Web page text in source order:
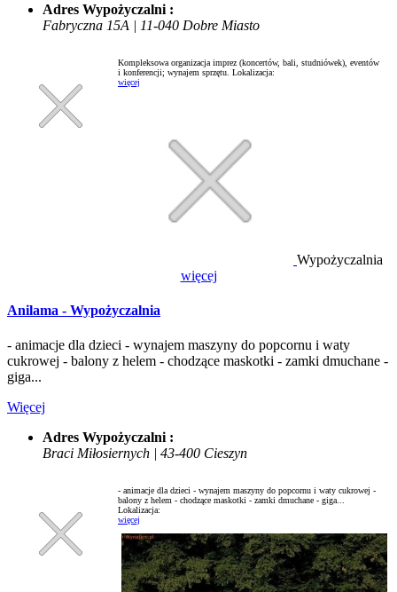
Adres Wypożyczalni :
Fabryczna 15A | 11-040 Dobre Miasto
Kompleksowa organizacja imprez (koncertów, bali, studniówek), eventów
i konferencji; wynajem sprzętu. Lokalizacja:
więcej
Wypożyczalnia
więcej
Anilama - Wypożyczalnia
- animacje dla dzieci - wynajem maszyny do popcornu i waty
cukrowej - balony z helem - chodzące maskotki - zamki dmuchane -
giga...
Więcej
Adres Wypożyczalni :
Braci Miłosiernych | 43-400 Cieszyn
- animacje dla dzieci - wynajem maszyny do popcornu i waty cukrowej -
balony z helem - chodzące maskotki - zamki dmuchane - giga...
Lokalizacja:
więcej